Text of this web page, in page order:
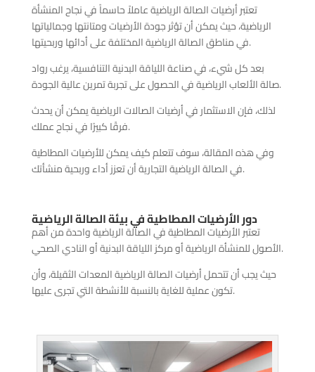
تعتبر أرضيات الصالة الرياضية عاملاً حاسماً في نجاح المنشأة
الرياضية، حيث يمكن أن تؤثر جودة الأرضيات ومتانتها وجمالياتها
في مناطق الصالة الرياضية المختلفة على أدائها وربحيتها.
بعد كل شيء، في صناعة اللياقة البدنية التنافسية، يرغب رواد
صالة الألعاب الرياضية في الحصول على تجربة تمرين عالية الجودة.
لذلك، فإن الاستثمار في أرضيات الصالات الرياضية يمكن أن يحدث
فرقًا كبيرًا في نجاح عملك.
وفي هذه المقالة، سوف تتعلم كيف يمكن للأرضيات المطاطية
في الصالة الرياضية التجارية أن تعزز أداء وربحية منشأتك.
دور الأرضيات المطاطية في بيئة الصالة الرياضية
تعتبر الأرضيات المطاطية في الصالة الرياضية واحدة من أهم
الأصول للمنشأة الرياضية أو مركز اللياقة البدنية أو النادي الصحي.
حيث يجب أن تتحمل أرضيات الصالة الرياضية المعدات الثقيلة، وأن
تكون عملية للغاية بالنسبة للأنشطة التي تجرى عليها.